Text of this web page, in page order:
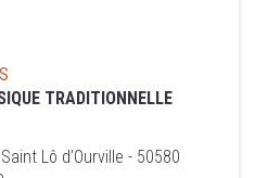
TRADITIONNELLE
Lô d’Ourville - 50580